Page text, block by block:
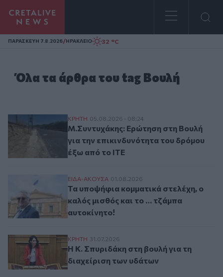
Homepage
ΠΑΡΑΣΚΕΥΗ 7.8.2026/ΗΡΑΚΛΕΙΟ 32 °C
Όλα τα άρθρα του tag Βουλή
Μ.Συντυχάκης: Ερώτηση στη Βουλή για
ΚΡΗΤΗ 05.08.2026 - 08:24
Μ.Συντυχάκης: Ερώτηση στη Βουλή
για την επικινδυνότητα του δρόμου
έξω από το ΙΤΕ
Τα υποψήφια κομματικά στελέχη, ο
ΕΙΔΑ-ΑΚΟΥΣΑ 01.08.2026
Τα υποψήφια κομματικά στελέχη, ο
καλός μισθός και το … τζάμπα
αυτοκίνητο!
H K. Σπυριδάκη στη βουλή για τη
ΚΡΗΤΗ 31.07.2026
H K. Σπυριδάκη στη βουλή για τη
διαχείριση των υδάτων